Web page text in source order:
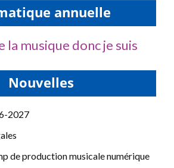
annuelle
la musique donc je suis
Nouvelles
2027
de production musicale numérique